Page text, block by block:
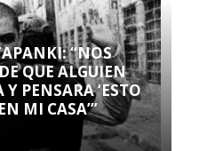
“NOS
QUE ALGUIEN
PENSARA ‘ESTO
MI CASA’”